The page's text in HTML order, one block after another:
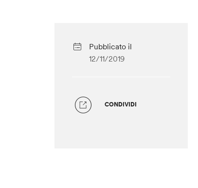
Pubblicato il
12/11/2019
CONDIVIDI